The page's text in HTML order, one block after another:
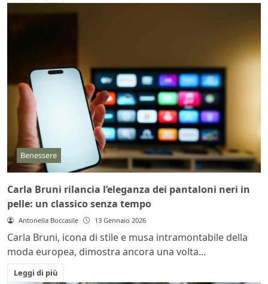
Benessere
Carla Bruni rilancia l’eleganza dei pantaloni neri in
pelle: un classico senza tempo
Antonella Boccasile 13 Gennaio 2026
Carla Bruni, icona di stile e musa intramontabile della
moda europea, dimostra ancora una volta...
Leggi di più